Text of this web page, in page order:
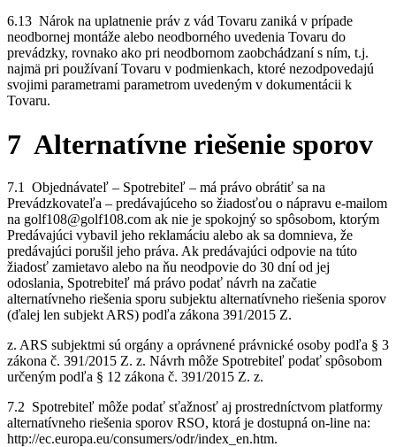
6.13 Nárok na uplatnenie práv z vád Tovaru zaniká v prípade
neodbornej montáže alebo neodborného uvedenia Tovaru do
prevádzky, rovnako ako pri neodbornom zaobchádzaní s ním, t.j.
najmä pri používaní Tovaru v podmienkach, ktoré nezodpovedajú
svojimi parametrami parametrom uvedeným v dokumentácii k
Tovaru.
7 Alternatívne riešenie sporov
7.1 Objednávateľ – Spotrebiteľ – má právo obrátiť sa na
Prevádzkovateľa – predávajúceho so žiadosťou o nápravu e-mailom
na golf108@golf108.com ak nie je spokojný so spôsobom, ktorým
Predávajúci vybavil jeho reklamáciu alebo ak sa domnieva, že
predávajúci porušil jeho práva. Ak predávajúci odpovie na túto
žiadosť zamietavo alebo na ňu neodpovie do 30 dní od jej
odoslania, Spotrebiteľ má právo podať návrh na začatie
alternatívneho riešenia sporu subjektu alternatívneho riešenia sporov
(ďalej len subjekt ARS) podľa zákona 391/2015 Z.
z. ARS subjektmi sú orgány a oprávnené právnické osoby podľa § 3
zákona č. 391/2015 Z. z. Návrh môže Spotrebiteľ podať spôsobom
určeným podľa § 12 zákona č. 391/2015 Z. z.
7.2 Spotrebiteľ môže podať sťažnosť aj prostredníctvom platformy
alternatívneho riešenia sporov RSO, ktorá je dostupná on-line na:
http://ec.europa.eu/consumers/odr/index_en.htm.